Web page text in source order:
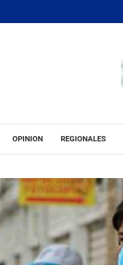
OPINION REGIONALES